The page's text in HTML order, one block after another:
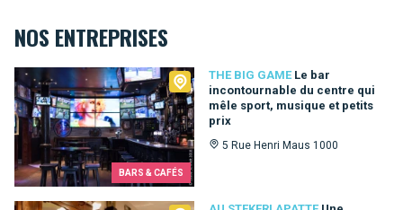
NOS ENTREPRISES
BARS & CAFÉS
THE BIG GAME Le bar
incontournable du centre qui
mêle sport, musique et petits
prix
5 Rue Henri Maus 1000
The Big Game